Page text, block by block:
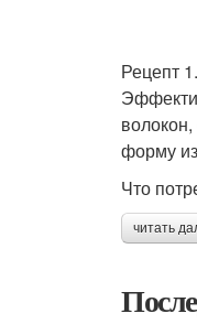
Рецепт
форму
Что
читать